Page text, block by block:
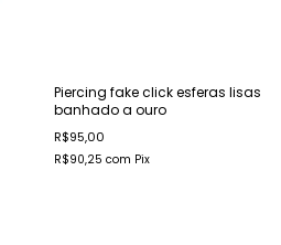
Piercing fake click esferas lisas
banhado a ouro
R$95,00
R$90,25 com Pix